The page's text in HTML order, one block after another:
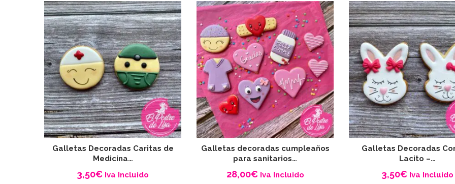
Galletas Decoradas Caritas de
Medicina…
3,50€ Iva Incluido
Galletas decoradas cumpleaños
para sanitarios…
28,00€ Iva Incluido
Galletas Decoradas
Lacito –…
3,50€ Iva Incluido